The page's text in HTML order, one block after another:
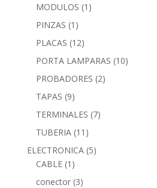
MODULOS (1)
PINZAS (1)
PLACAS (12)
PORTA LAMPARAS (10)
PROBADORES (2)
TAPAS (9)
TERMINALES (7)
TUBERIA (11)
ELECTRONICA (5)
CABLE (1)
conector (3)